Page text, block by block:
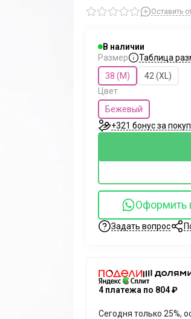
Оставить
В наличии
Размер
Таблица
38 (M)
42 (XL)
Цвет
Бежевый
+321 бонус за
Оформить
Задать вопрос
4 платежа по 804 ₽
Сегодня только 25%,